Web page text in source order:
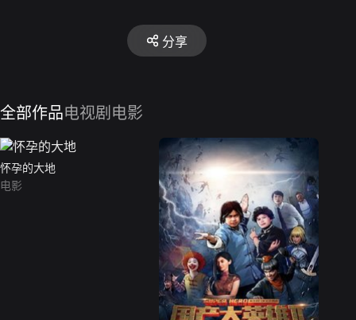
分享
全部作品电视剧 电影
怀孕的大地
电影